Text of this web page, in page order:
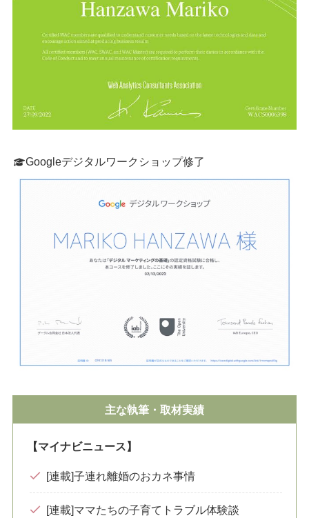
Googleデジタルワークショップ修了
主な執筆・取材実績
【マイナビニュース】
[連載]子連れ離婚のおカネ事情
[連載]ママたちの子育てトラブル体験談